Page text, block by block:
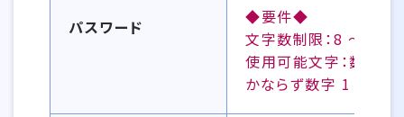
パスワード
◆要件◆
文字数制限：8 ～ 16
使用可能文字：数字、ア
かならず数字 1 字とア